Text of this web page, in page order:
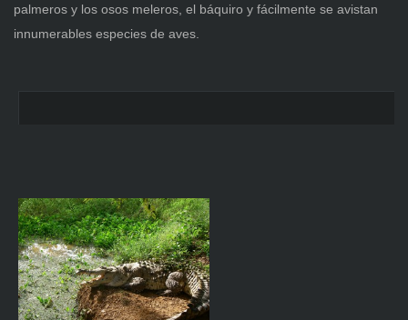
palmeros y los osos meleros, el báquiro y fácilmente se avistan
innumerables especies de aves.